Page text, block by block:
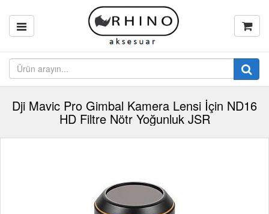
Dji Mavic Pro Gimbal Kamera Lensi İçin ND16
HD Filtre Nötr Yoğunluk JSR